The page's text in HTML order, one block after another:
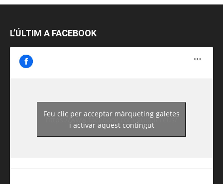
L’ÚLTIM A FACEBOOK
https://www.facebook.com/guiadereus/
Feu clic per acceptar màrqueting galetes
i activar aquest contingut